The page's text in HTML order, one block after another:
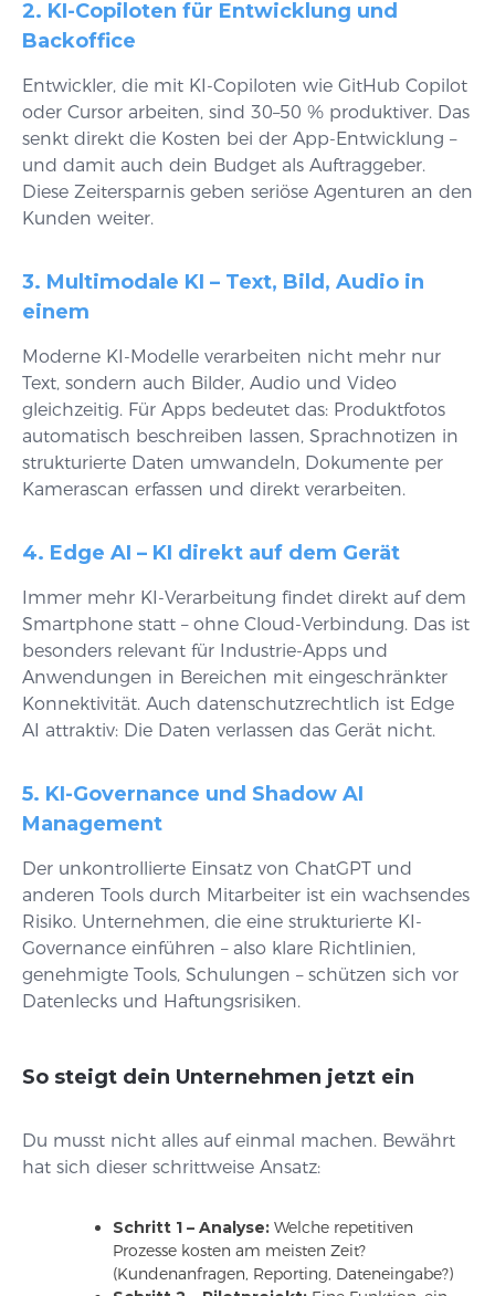
2. KI-Copiloten für Entwicklung und
Backoffice
Entwickler, die mit KI-Copiloten wie GitHub Copilot
oder Cursor arbeiten, sind 30–50 % produktiver. Das
senkt direkt die Kosten bei der App-Entwicklung –
und damit auch dein Budget als Auftraggeber.
Diese Zeitersparnis geben seriöse Agenturen an den
Kunden weiter.
3. Multimodale KI – Text, Bild, Audio in
einem
Moderne KI-Modelle verarbeiten nicht mehr nur
Text, sondern auch Bilder, Audio und Video
gleichzeitig. Für Apps bedeutet das: Produktfotos
automatisch beschreiben lassen, Sprachnotizen in
strukturierte Daten umwandeln, Dokumente per
Kamerascan erfassen und direkt verarbeiten.
4. Edge AI – KI direkt auf dem Gerät
Immer mehr KI-Verarbeitung findet direkt auf dem
Smartphone statt – ohne Cloud-Verbindung. Das ist
besonders relevant für Industrie-Apps und
Anwendungen in Bereichen mit eingeschränkter
Konnektivität. Auch datenschutzrechtlich ist Edge
AI attraktiv: Die Daten verlassen das Gerät nicht.
5. KI-Governance und Shadow AI
Management
Der unkontrollierte Einsatz von ChatGPT und
anderen Tools durch Mitarbeiter ist ein wachsendes
Risiko. Unternehmen, die eine strukturierte KI-
Governance einführen – also klare Richtlinien,
genehmigte Tools, Schulungen – schützen sich vor
Datenlecks und Haftungsrisiken.
So steigt dein Unternehmen jetzt ein
Du musst nicht alles auf einmal machen. Bewährt
hat sich dieser schrittweise Ansatz:
Schritt 1 – Analyse: Welche repetitiven
Prozesse kosten am meisten Zeit?
(Kundenanfragen, Reporting, Dateneingabe?)